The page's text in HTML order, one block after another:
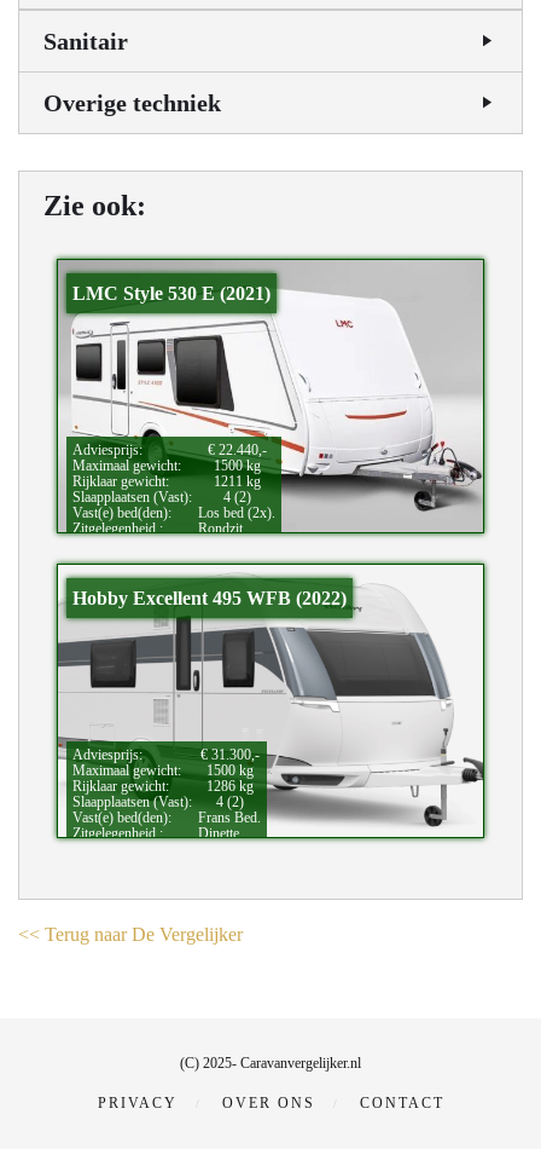
Sanitair
Overige techniek
Zie ook:
LMC Style 530 E (2021)
Adviesprijs:
€ 22.440,-
Maximaal gewicht:
1500 kg
Rijklaar gewicht:
1211 kg
Slaapplaatsen (Vast):
4 (2)
Vast(e) bed(den):
Los bed (2x).
Zitgelegenheid.:
Rondzit.
Hobby Excellent 495 WFB (2022)
Adviesprijs:
€ 31.300,-
Maximaal gewicht:
1500 kg
Rijklaar gewicht:
1286 kg
Slaapplaatsen (Vast):
4 (2)
Vast(e) bed(den):
Frans Bed.
Zitgelegenheid.:
Dinette.
<< Terug naar De Vergelijker
(C) 2025- Caravanvergelijker.nl
PRIVACY OVER ONS CONTACT